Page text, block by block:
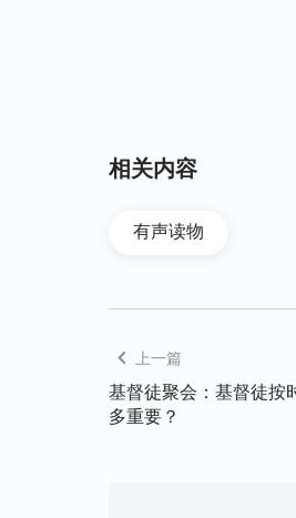
的风筝，我们又想
们就得认清一个事
也没有说我们若不
他的，还给我们自由
权利去要求孩子呢？
相关内容
有声读物
上一篇
基督徒聚会：基督徒按
多重要？